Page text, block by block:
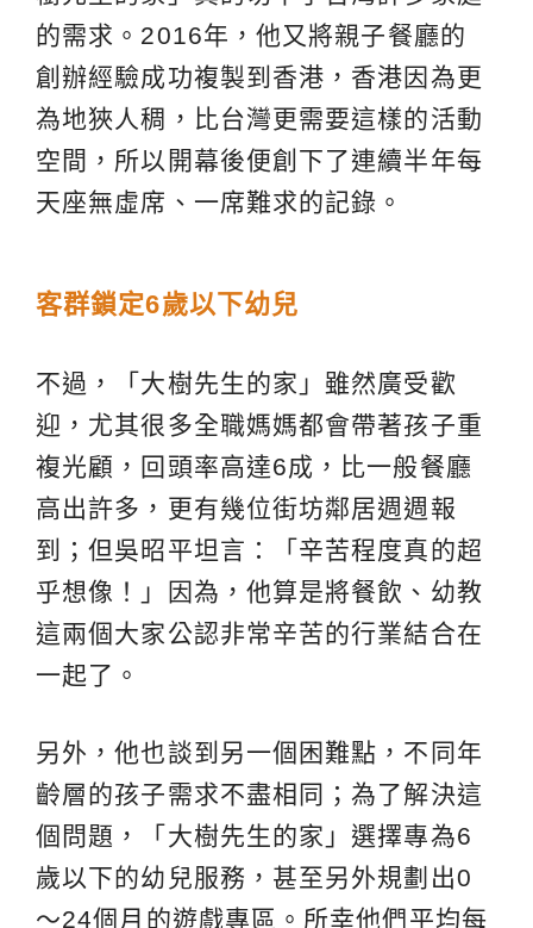
的需求。2016年，他又將親子餐廳的
創辦經驗成功複製到香港，香港因為更
為地狹人稠，比台灣更需要這樣的活動
空間，所以開幕後便創下了連續半年每
天座無虛席、一席難求的記錄。
客群鎖定6歲以下幼兒
不過，「大樹先生的家」雖然廣受歡
迎，尤其很多全職媽媽都會帶著孩子重
複光顧，回頭率高達6成，比一般餐廳
高出許多，更有幾位街坊鄰居週週報
到；但吳昭平坦言：「辛苦程度真的超
乎想像！」因為，他算是將餐飲、幼教
這兩個大家公認非常辛苦的行業結合在
一起了。
另外，他也談到另一個困難點，不同年
齡層的孩子需求不盡相同；為了解決這
個問題，「大樹先生的家」選擇專為6
歲以下的幼兒服務，甚至另外規劃出0
～24個月的遊戲專區。所幸他們平均每